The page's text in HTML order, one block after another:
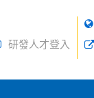
研發人才登入